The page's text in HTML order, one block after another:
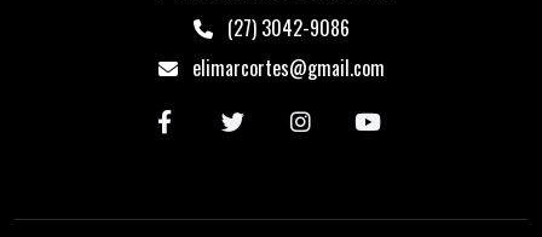
(27) 3042-9086
elimarcortes@gmail.com